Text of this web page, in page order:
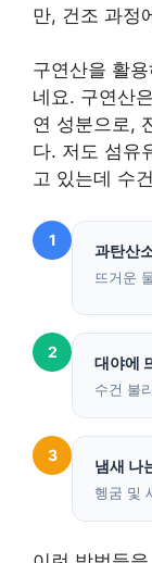
만, 건조 과정
구연산을 활
네요. 구연산
연 성분으로,
다. 저도 섬유
고 있는데 수
1
과탄산
뜨거운
2
대야에
수건 불
3
냄새 나
헹굼 및